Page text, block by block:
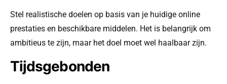
Stel realistische doelen op basis van je huidige online
prestaties en beschikbare middelen. Het is belangrijk om
ambitieus te zijn, maar het doel moet wel haalbaar zijn.
Tijdsgebonden